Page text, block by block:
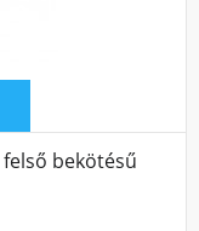
bekötésű